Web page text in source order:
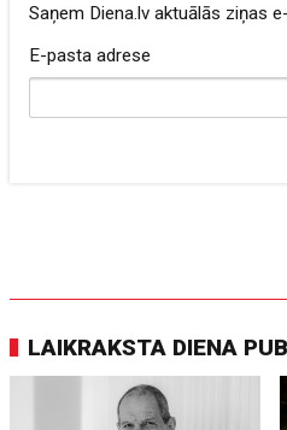
Saņem Diena.lv aktuālās ziņas
E-pasta adrese
LAIKRAKSTA DIENA